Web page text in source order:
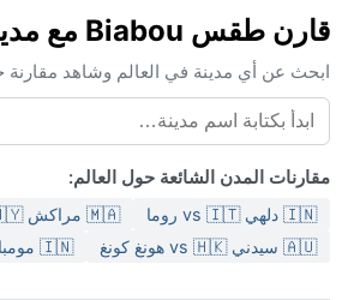
قارن طقس Biabou مع مدينة أخرى
ابحث عن أي مدينة في العالم وشاهد مقارنة
مقارنات المدن الشائعة حول العالم:
🇮🇳 دلهي vs 🇮🇹 روما 🇲🇦 مراكش vs 🇲🇾 كوالالمبور
🇦🇺 سيدني vs 🇭🇰 هونغ كونغ
🇮🇳 مومباي vs 🇵🇹 لشبونة